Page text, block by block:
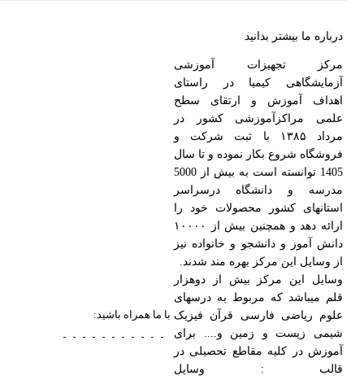
درباره ما بیشتر بدانید
مرکز تجهیزات آموزشی
آزمایشگاهی کیمیا در راستای
اهداف آموزش و ارتقای سطح
علمی مراکزآموزشی کشور در
مرداد ۱۳۸۵ با ثبت شرکت و
فروشگاه شروع بکار نموده و تا سال
1405 توانسته است به بیش از 5000
مدرسه و دانشگاه درسراسر
استانهای کشور محصولات خود را
ارائه دهد و همچنین بیش از ۱۰۰۰۰
دانش آموز و دانشجو و خانواده نیز
از وسایل این مرکز بهره مند شدند.
وسایل این مرکز بیش از دوهزار
قلم میباشد که مربوط به درسهای
علوم ریاضی فارسی قرآن فیزیک
شیمی زیست و زمین و.... برای
آموزش در کلیه مقاطع تحصیلی در
قالب : وسایل
با ما همراه باشید: